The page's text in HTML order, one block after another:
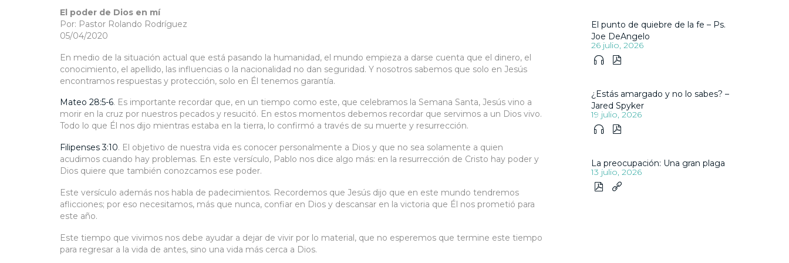
El poder de Dios en mí
Por: Pastor Rolando Rodríguez
05/04/2020
En medio de la situación actual que está pasando la humanidad, el mundo empieza a darse cuenta que el dinero, el
conocimiento, el apellido, las influencias o la nacionalidad no dan seguridad. Y nosotros sabemos que solo en Jesús
encontramos respuestas y protección, solo en Él tenemos garantía.
Mateo 28:5-6. Es importante recordar que, en un tiempo como este, que celebramos la Semana Santa, Jesús vino a
morir en la cruz por nuestros pecados y resucitó. En estos momentos debemos recordar que servimos a un Dios vivo.
Todo lo que Él nos dijo mientras estaba en la tierra, lo confirmó a través de su muerte y resurrección.
Filipenses 3:10. El objetivo de nuestra vida es conocer personalmente a Dios y que no sea solamente a quien
acudimos cuando hay problemas. En este versículo, Pablo nos dice algo más: en la resurrección de Cristo hay poder y
Dios quiere que también conozcamos ese poder.
Este versículo además nos habla de padecimientos. Recordemos que Jesús dijo que en este mundo tendremos
aflicciones; por eso necesitamos, más que nunca, confiar en Dios y descansar en la victoria que Él nos prometió para
este año.
Este tiempo que vivimos nos debe ayudar a dejar de vivir por lo material, que no esperemos que termine este tiempo
para regresar a la vida de antes, sino una vida más cerca a Dios.
El punto de quiebre de la fe – Ps.
Joe DeAngelo
26 julio, 2026
 
¿Estás amargado y no lo sabes? –
Jared Spyker
19 julio, 2026
 
La preocupación: Una gran plaga
13 julio, 2026
 